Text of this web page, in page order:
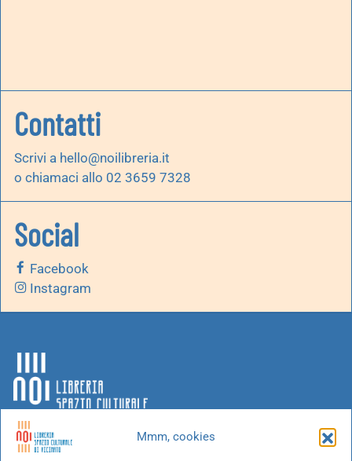
Mmm, cookies
Contatti
Scrivi a hello@noilibreria.it
o chiamaci allo 02 3659 7328
Social
Facebook
Instagram